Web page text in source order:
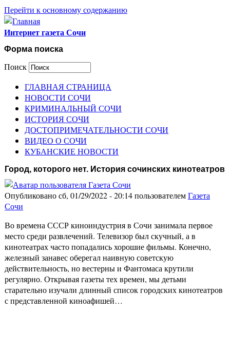
Перейти к основному содержанию
Интернет газета Сочи
Форма поиска
Поиск
ГЛАВНАЯ СТРАНИЦА
НОВОСТИ СОЧИ
КРИМИНАЛЬНЫЙ СОЧИ
ИСТОРИЯ СОЧИ
ДОСТОПРИМЕЧАТЕЛЬНОСТИ СОЧИ
ВИДЕО О СОЧИ
КУБАНСКИЕ НОВОСТИ
Город, которого нет. История сочинских кинотеатров
Опубликовано сб, 01/29/2022 - 20:14 пользователемГазета
Сочи
Во времена СССР киноиндустрия в Сочи занимала первое
место среди развлечений. Телевизор был скучный, а в
кинотеатрах часто попадались хорошие фильмы. Конечно,
железный занавес оберегал наивную советскую
действительность, но вестерны и Фантомаса крутили
регулярно. Открывая газеты тех времен, мы детьми
старательно изучали длинный список городских кинотеатров
с представленной киноафишей…